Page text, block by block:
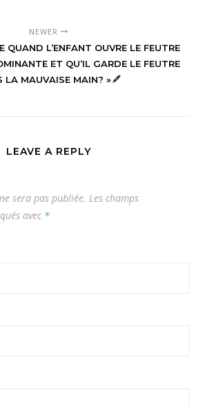
NEWER
QUAND L’ENFANT OUVRE LE FEUTRE
ET QU’IL GARDE LE FEUTRE
LA MAUVAISE MAIN? »
LEAVE A REPLY
sera pas publiée. Les champs
avec *